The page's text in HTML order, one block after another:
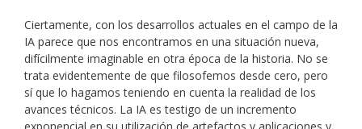
Ciertamente, con los desarrollos actuales en el campo de la
IA parece que nos encontramos en una situación nueva,
difícilmente imaginable en otra época de la historia. No se
trata evidentemente de que filosofemos desde cero, pero
sí que lo hagamos teniendo en cuenta la realidad de los
avances técnicos. La IA es testigo de un incremento